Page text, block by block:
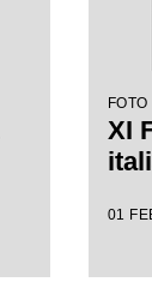
FOTO
XI
01